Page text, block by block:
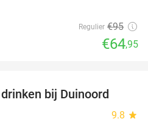
Regulier €95
€64,95
bij Duinoord
9.8 star